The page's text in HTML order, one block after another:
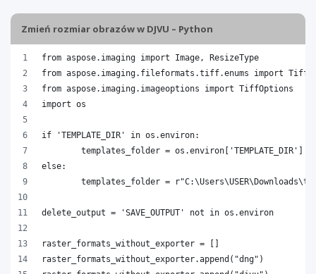
Zmień rozmiar obrazów w DJVU – Python